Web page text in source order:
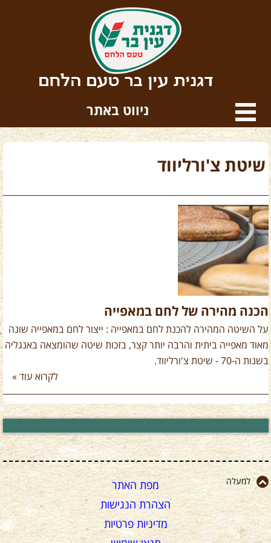
דגנית עין בר טעם הלחם
ניווט באתר
שיטת צ'ורליווד
הכנה מהירה של לחם במאפייה
על השיטה המהירה להכנת לחם במאפייה : ייצור לחם במאפייה שונה
מאוד מאפייה ביתית והרבה יותר קצר, בזכות שיטה שהומצאה באנגליה
בשנות ה-70 - שיטת צ'ורליווד.
לקרוא עוד »
למעלה
מפת האתר
הצהרת הנגישות
מדיניות פרטיות